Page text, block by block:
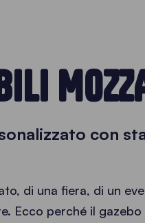
con
di una fiera, di un
Ecco perché il gazebo